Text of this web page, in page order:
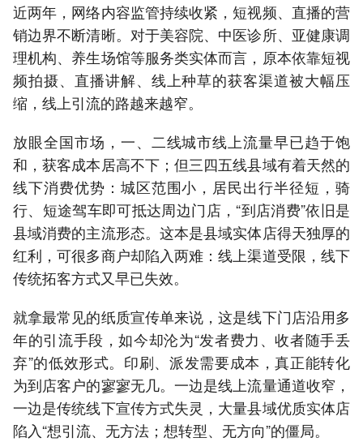
近两年，网络内容监管持续收紧，短视频、直播的营
销边界不断清晰。对于美容院、中医诊所、亚健康调
理机构、养生场馆等服务类实体而言，原本依靠短视
频拍摄、直播讲解、线上种草的获客渠道被大幅压
缩，线上引流的路越来越窄。
放眼全国市场，一、二线城市线上流量早已趋于饱
和，获客成本居高不下；但三四五线县域有着天然的
线下消费优势：城区范围小，居民出行半径短，骑
行、短途驾车即可抵达周边门店，“到店消费”依旧是
县域消费的主流形态。这本是县域实体店得天独厚的
红利，可很多商户却陷入两难：线上渠道受限，线下
传统拓客方式又早已失效。
就拿最常见的纸质宣传单来说，这是线下门店沿用多
年的引流手段，如今却沦为“发者费力、收者随手丢
弃”的低效形式。印刷、派发需要成本，真正能转化
为到店客户的寥寥无几。一边是线上流量通道收窄，
一边是传统线下宣传方式失灵，大量县域优质实体店
陷入“想引流、无方法；想转型、无方向”的僵局。